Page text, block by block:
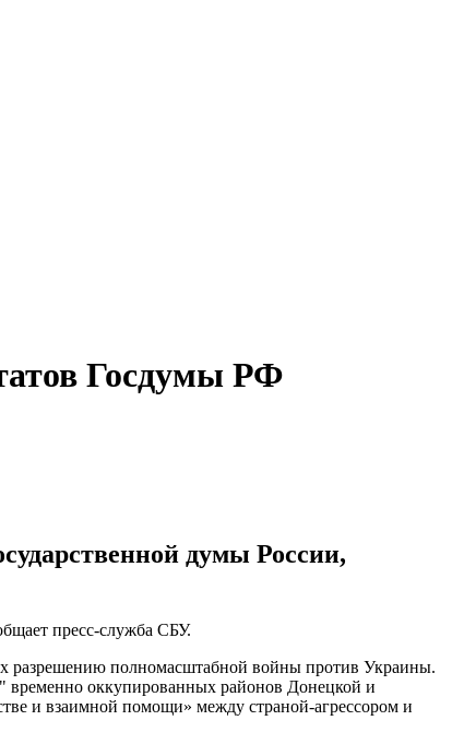
Госдумы РФ
думы России,
пресс-служба СБУ.
разрешению полномасштабной войны против Украины.
временно оккупированных районов Донецкой и
и взаимной помощи» между страной-агрессором и